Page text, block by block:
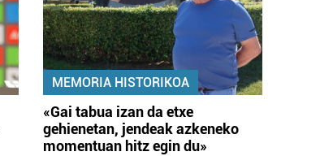
MEMORIA HISTORIKOA
«Gai tabua izan da etxe
gehienetan, jendeak azkeneko
momentuan hitz egin du»